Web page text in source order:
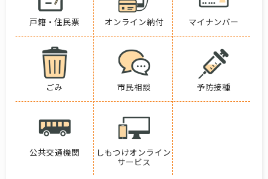
戸籍・住民票 オンライン納付 マイナンバー
ごみ 市民相談 予防接種
公共交通機関
しもつけオンライン
サービス